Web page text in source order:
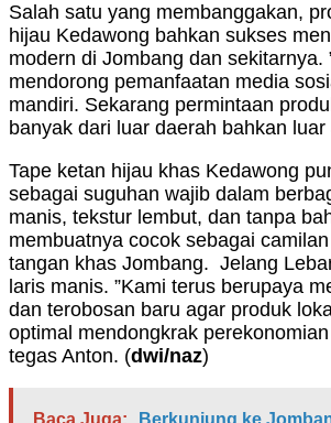
Salah satu yang membanggakan,
hijau Kedawong bahkan sukses
modern di Jombang dan sekitarnya.
mendorong pemanfaatan media
mandiri. Sekarang permintaan
banyak dari luar daerah bahkan luar
Tape ketan hijau khas Kedawong
sebagai suguhan wajib dalam
manis, tekstur lembut, dan tanpa
membuatnya cocok sebagai
tangan khas Jombang. Jelang
laris manis. ”Kami terus berupaya
dan terobosan baru agar produk
optimal mendongkrak
tegas Anton. (dwi/naz)